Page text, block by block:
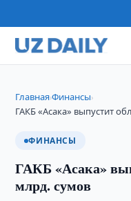
Главная›Финансы›
ГАКБ «Асака» выпустит
ФИНАНСЫ
ГАКБ «Асака»
млрд. сумов